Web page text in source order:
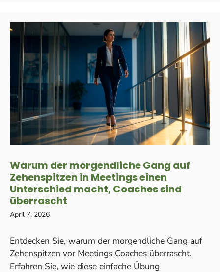
Warum der morgendliche Gang auf
Zehenspitzen in Meetings einen
Unterschied macht, Coaches sind
überrascht
April 7, 2026
Entdecken Sie, warum der morgendliche Gang auf
Zehenspitzen vor Meetings Coaches überrascht.
Erfahren Sie, wie diese einfache Übung